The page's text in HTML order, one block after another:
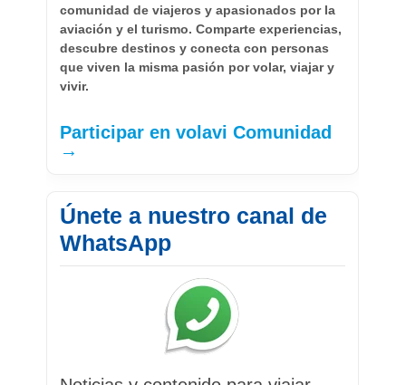
comunidad de viajeros y apasionados por la
aviación y el turismo. Comparte experiencias,
descubre destinos y conecta con personas
que viven la misma pasión por volar, viajar y
vivir.
Participar en volavi Comunidad
→
Únete a nuestro canal de
WhatsApp